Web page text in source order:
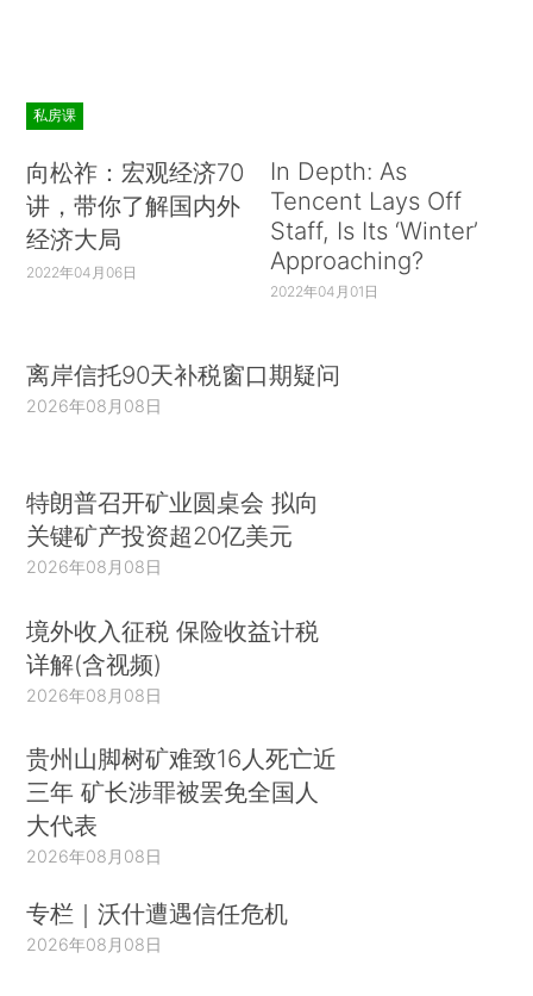
私房课
向松祚：宏观经济70
讲，带你了解国内外
经济大局
2022年04月06日
In Depth: As
Tencent Lays Off
Staff, Is Its ‘Winter’
Approaching?
2022年04月01日
离岸信托90天补税窗口期疑问
2026年08月08日
特朗普召开矿业圆桌会 拟向
关键矿产投资超20亿美元
2026年08月08日
境外收入征税 保险收益计税
详解(含视频)
2026年08月08日
贵州山脚树矿难致16人死亡近
三年 矿长涉罪被罢免全国人
大代表
2026年08月08日
专栏｜沃什遭遇信任危机
2026年08月08日